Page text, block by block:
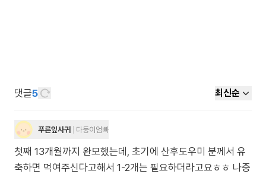
댓글5 최신순
푸른잎사귀 다둥이엄빠
첫째 13개월까지 완모했는데, 초기에 산후도우미 분께서 유
축하면 먹여주신다고해서 1-2개는 필요하더라고요ㅎㅎ 나중